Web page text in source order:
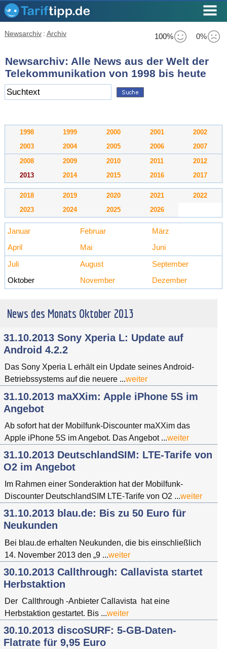
100% 0%
Newsarchiv : Archiv
Newsarchiv: Alle News aus der Welt der
Telekommunikation von 1998 bis heute
1998 1999 2000 2001
2002
2003
2004 2005 2006 2007
2008 2009 2010 2011
2012
2013
2014 2015 2016 2017
2018 2019 2020 2021
2022
2023
2024 2025 2026
Januar Februar
März
April
Mai
Juni
Juli
August
September
Oktober
November Dezember
News des Monats Oktober 2013
31.10.2013 Sony Xperia L: Update auf
Android 4.2.2
Das Sony Xperia L erhält ein Update seines Android-
Betriebssystems auf die neuere ...weiter
31.10.2013 maXXim: Apple iPhone 5S im
Angebot
Ab sofort hat der Mobilfunk-Discounter maXXim das
Apple iPhone 5S im Angebot. Das Angebot ...weiter
31.10.2013 DeutschlandSIM: LTE-Tarife von
O2 im Angebot
Im Rahmen einer Sonderaktion hat der Mobilfunk-
Discounter DeutschlandSIM LTE-Tarife von O2 ...weiter
31.10.2013 blau.de: Bis zu 50 Euro für
Neukunden
Bei blau.de erhalten Neukunden, die bis einschließlich
14. November 2013 den „9 ...weiter
30.10.2013 Callthrough: Callavista startet
Herbstaktion
Der Callthrough -Anbieter Callavista hat eine
Herbstaktion gestartet. Bis ...weiter
30.10.2013 discoSURF: 5-GB-Daten-
Flatrate für 9,95 Euro